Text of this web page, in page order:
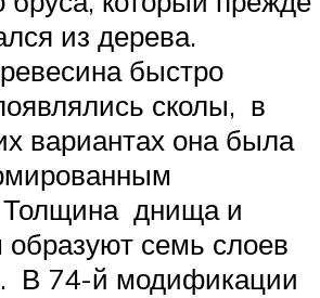
из дерева.
быстро
сколы, в
вариантах она была
днища и
семь слоев
В 74-й модификации